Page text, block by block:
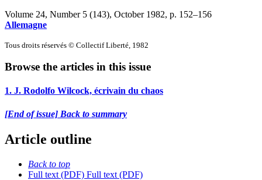
Volume 24, Number 5 (143), October 1982, p. 152–156
Allemagne
Tous droits réservés © Collectif Liberté, 1982
Browse the articles in this issue
1. J. Rodolfo Wilcock, écrivain du chaos
[End of issue] Back to summary
Article outline
Back to top
Full text (PDF) Full text (PDF)